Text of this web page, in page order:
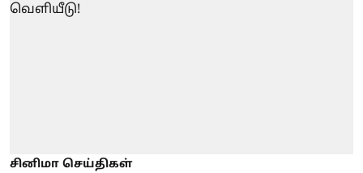
சினிமா செய்திகள்